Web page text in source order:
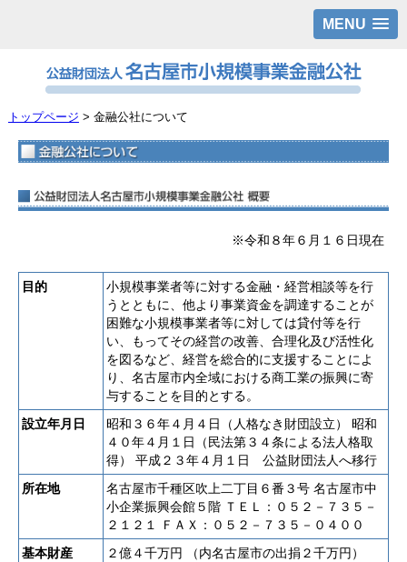
MENU
トップページ > 金融公社について
※令和８年６月１６日現在
目的
小規模事業者等に対する金融・経営相談等を行
うとともに、他より事業資金を調達することが
困難な小規模事業者等に対しては貸付等を行
い、もってその経営の改善、合理化及び活性化
を図るなど、経営を総合的に支援することによ
り、名古屋市内全域における商工業の振興に寄
与することを目的とする。
設立年月日
昭和３６年４月４日（人格なき財団設立） 昭和
４０年４月１日（民法第３４条による法人格取
得） 平成２３年４月１日 公益財団法人へ移行
所在地
名古屋市千種区吹上二丁目６番３号 名古屋市中
小企業振興会館５階 ＴＥＬ：０５２－７３５－
２１２１
ＦＡＸ：０５２－７３５－０４００
基本財産
２億４千万円 （内名古屋市の出捐２千万円）